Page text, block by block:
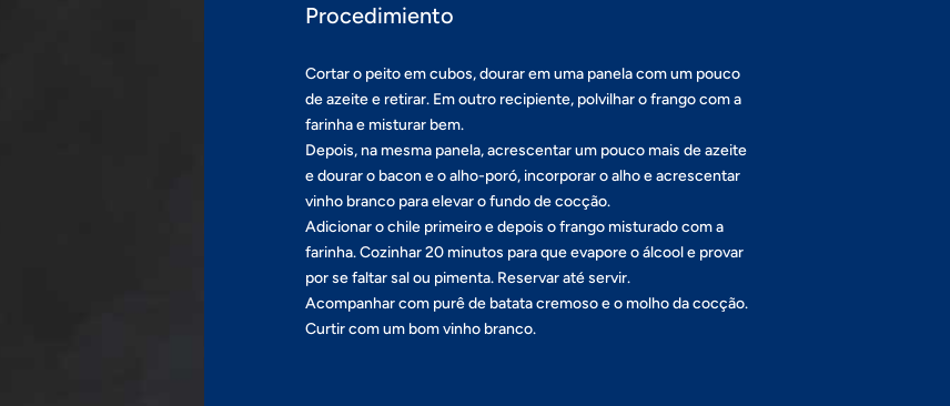
Procedimiento
Cortar o peito em cubos, dourar em uma panela com um pouco
de azeite e retirar. Em outro recipiente, polvilhar o frango com a
farinha e misturar bem.
Depois, na mesma panela, acrescentar um pouco mais de azeite
e dourar o bacon e o alho-poró, incorporar o alho e acrescentar
vinho branco para elevar o fundo de cocção.
Adicionar o chile primeiro e depois o frango misturado com a
farinha. Cozinhar 20 minutos para que evapore o álcool e provar
por se faltar sal ou pimenta. Reservar até servir.
Acompanhar com purê de batata cremoso e o molho da cocção.
Curtir com um bom vinho branco.